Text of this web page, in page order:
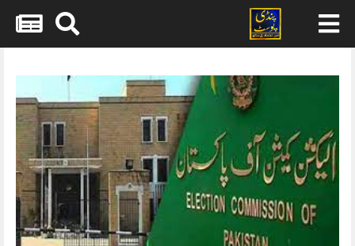
content